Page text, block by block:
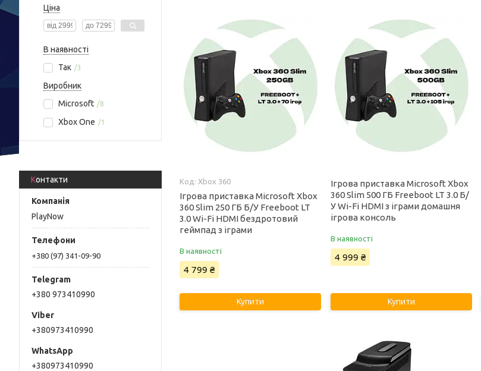
Ціна
В наявності
Так
3
Виробник
Microsoft
8
Xbox One 1
Контакти
PlayNow
+380 (97) 341-09-90
+380 973410990
+380973410990
+380973410990
Xbox 360
Ігрова приставка Microsoft Xbox
360 Slim 250 ГБ Б/У Freeboot LT
3.0 Wi-Fi HDMI бездротовий
геймпад з іграми
В наявності
4 799 ₴
Купити
Ігрова приставка Microsoft Xbox
360 Slim 500 ГБ Freeboot LT 3.0 Б/
У Wi-Fi HDMI з іграми домашня
ігрова консоль
В наявності
4 999 ₴
Купити